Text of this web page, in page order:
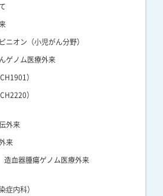
ニオン（小児がん分野）
ゲノム医療外来
）
）
外来
来
血器腫瘍ゲノム医療外来
症内科）